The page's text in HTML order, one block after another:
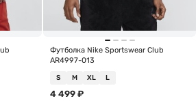
Футболка Nike Sportswear Club
AR4997-013
S M XL L
4 499 ₽